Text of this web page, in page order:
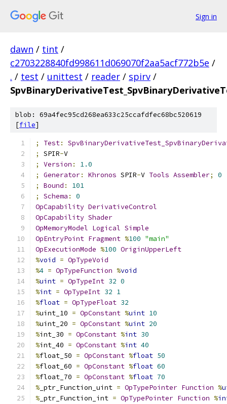
Sign in
dawn / tint /
c2703228840fd998611d069070f2aa5acf772b5e /
. / test / unittest / reader / spirv /
blob: 69a4fec95cd268ea633c25ccafdfec68bc520619
[file]
; Test:
;
SPIR-V
;
Version :
1.0
;
Generator: Khronos SPIR-V Tools Assembler;
0
;
Bound :
101
;
Schema :
0
OpCapability DerivativeControl
OpCapability Shader
OpMemoryModel Logical Simple
OpEntryPoint Fragment %100 "main"
OpExecutionMode %100 OriginUpperLeft
%void = OpTypeVoid
%4 = OpTypeFunction %void
%uint = OpTypeInt 32 0
%int = OpTypeInt 32 1
%float = OpTypeFloat 32
%uint_10 = OpConstant %uint 10
%uint_20 = OpConstant %uint 20
%int_30 = OpConstant %int 30
%int_40 = OpConstant %int 40
%float_50 = OpConstant %float 50
%float_60 = OpConstant %float 60
%float_70 = OpConstant %float 70
% _ptr_Function_uint = OpTypePointer Function %
% _ptr_Function_int = OpTypePointer Function %